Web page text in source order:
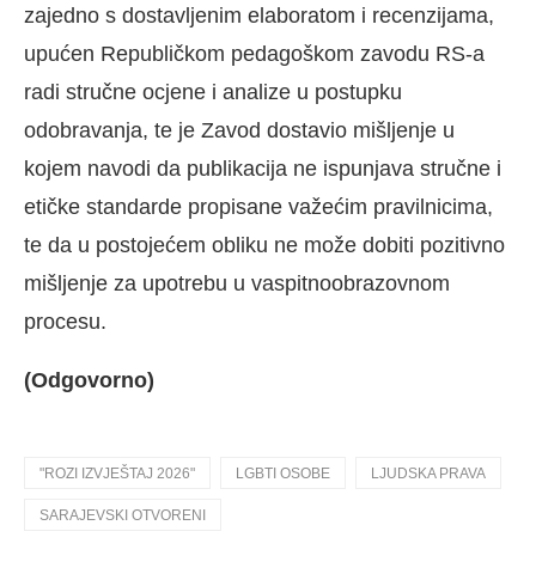
zajedno s dostavljenim elaboratom i recenzijama,
upućen Republičkom pedagoškom zavodu RS-a
radi stručne ocjene i analize u postupku
odobravanja, te je Zavod dostavio mišljenje u
kojem navodi da publikacija ne ispunjava stručne i
etičke standarde propisane važećim pravilnicima,
te da u postojećem obliku ne može dobiti pozitivno
mišljenje za upotrebu u vaspitnoobrazovnom
procesu.
(Odgovorno)
"ROZI IZVJEŠTAJ 2026" LGBTI OSOBE LJUDSKA PRAVA
SARAJEVSKI OTVORENI